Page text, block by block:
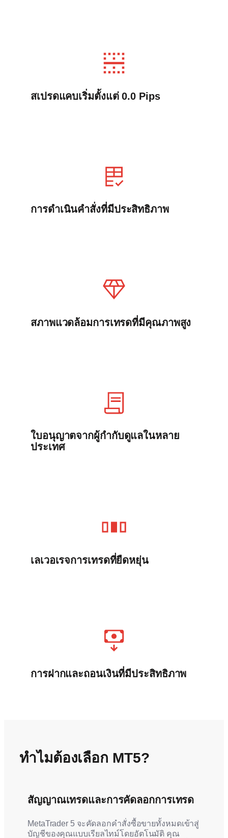
สเปรดแคบเริ่มตั้งแต่ 0.0 Pips
การดำเนินคำสั่งที่มีประสิทธิภาพ
สภาพแวดล้อมการเทรดที่มีคุณภาพสูง
ใบอนุญาตจากผู้กำกับดูแลในหลาย
ประเทศ
เลเวอเรจการเทรดที่ยืดหยุ่น
การฝากและถอนเงินที่มีประสิทธิภาพ
ทำไมต้องเลือก MT5?
สัญญาณเทรดและการคัดลอกการเทรด
MetaTrader 5 จะคัดลอกคำสั่งซื้อขายทั้งหมดเข้าสู่
บัญชีของคุณแบบเรียลไทม์โดยอัตโนมัติ คุณ